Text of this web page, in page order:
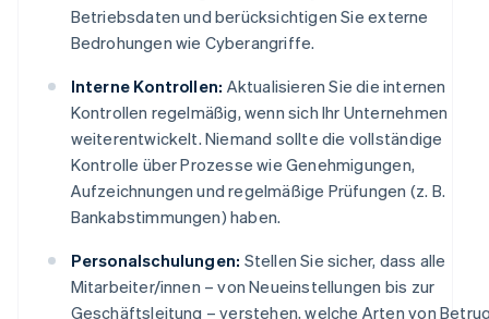
Betriebsdaten und berücksichtigen Sie externe
Bedrohungen wie Cyberangriffe.
Interne Kontrollen: Aktualisieren Sie die internen
Kontrollen regelmäßig, wenn sich Ihr Unternehmen
weiterentwickelt. Niemand sollte die vollständige
Kontrolle über Prozesse wie Genehmigungen,
Aufzeichnungen und regelmäßige Prüfungen (z. B.
Bankabstimmungen) haben.
Personalschulungen: Stellen Sie sicher, dass alle
Mitarbeiter/innen – von Neueinstellungen bis zur
Geschäftsleitung – verstehen, welche Arten von